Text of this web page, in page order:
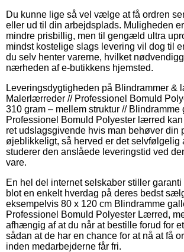
Du kunne lige så vel vælge at få ordren
eller ud til din arbejdsplads. Muligheden
mindre prisbillig, men til gengæld ultra
mindst kostelige slags levering vil dog til
du selv henter varerne, hvilket
nærheden af e-butikkens hjemsted.
Leveringsdygtigheden på Blindrammer &
Malerlærreder // Professionel Bomuld
310 gram – mellem struktur // Blindramme
Professionel Bomuld Polyester lærred
ret udslagsgivende hvis man behøver din
øjeblikkeligt, så herved er det selvfølgelig
studerer den anslåede leveringstid ved
vare.
En hel del internet selskaber stiller
blot en enkelt hverdag på deres bedst
eksempelvis 80 x 120 cm Blindramme
Professionel Bomuld Polyester Lærred,
afhængig af at du når at bestille forud for
sådan at de har en chance for at nå at få
inden medarbejderne får fri.